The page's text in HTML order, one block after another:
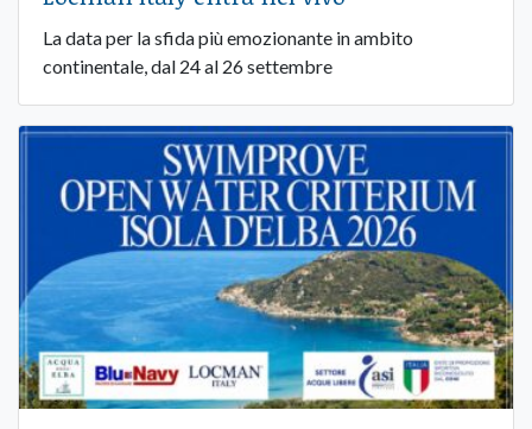
La data per la sfida più emozionante in ambito
continentale, dal 24 al 26 settembre